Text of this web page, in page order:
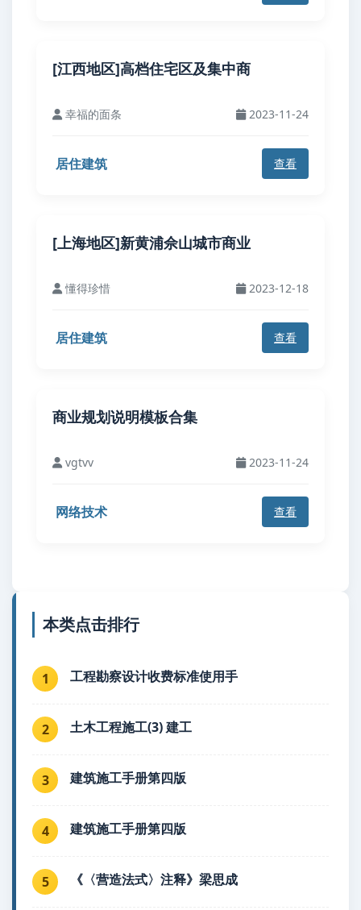
[江西地区]高档住宅区及集中商
幸福的面条 2023-11-24
居住建筑 查看
[上海地区]新黄浦佘山城市商业
懂得珍惜 2023-12-18
居住建筑 查看
商业规划说明模板合集
vgtvv 2023-11-24
网络技术 查看
本类点击排行
1 工程勘察设计收费标准使用手
2 土木工程施工(3) 建工
3 建筑施工手册第四版
4 建筑施工手册第四版
5 《〈营造法式〉注释》梁思成